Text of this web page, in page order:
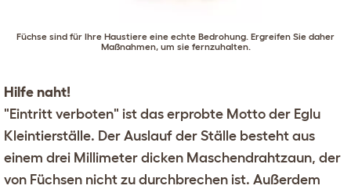
Füchse sind für Ihre Haustiere eine echte Bedrohung. Ergreifen Sie daher
Maßnahmen, um sie fernzuhalten.
Hilfe naht!
"Eintritt verboten" ist das erprobte Motto der Eglu
Kleintierställe. Der Auslauf der Ställe besteht aus
einem drei Millimeter dicken Maschendrahtzaun, der
von Füchsen nicht zu durchbrechen ist. Außerdem